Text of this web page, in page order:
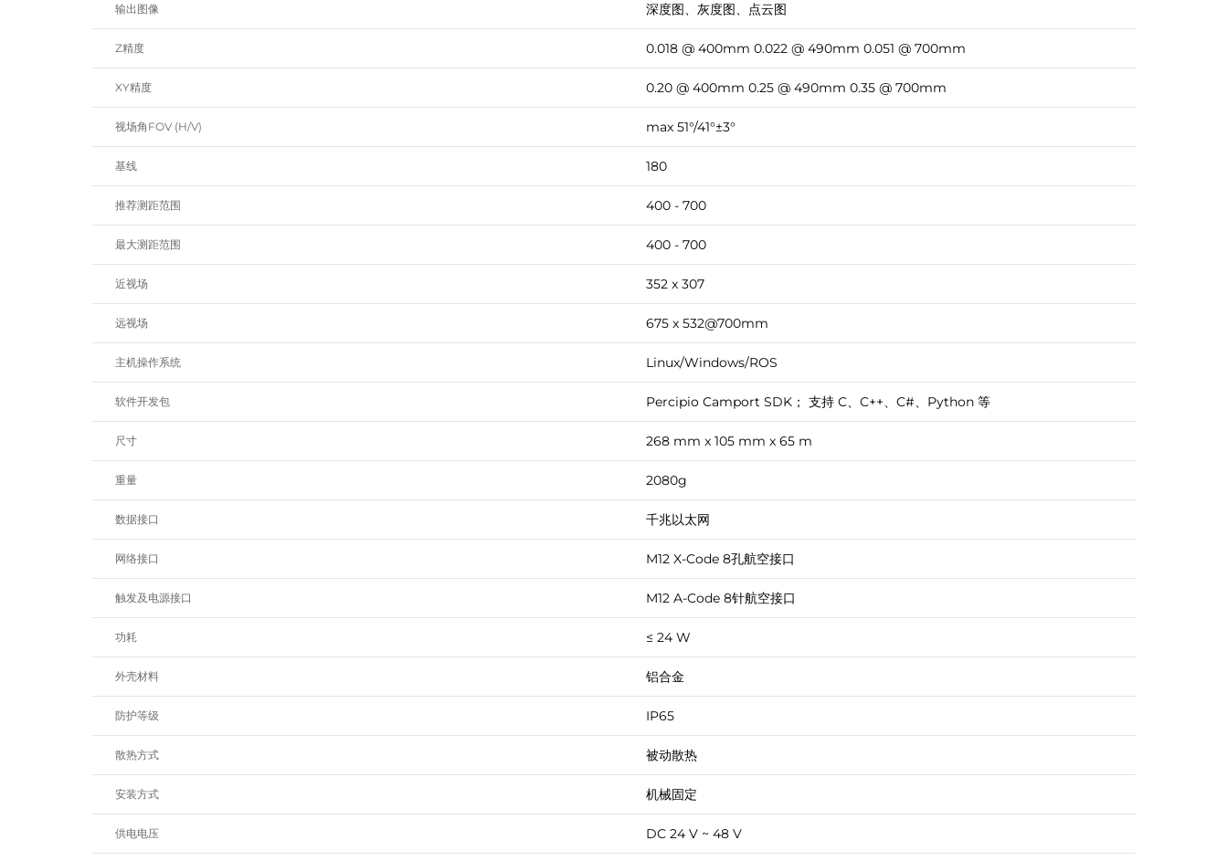
输出图像 深度图、灰度图、点云图
Z精度 0.018 @ 400mm 0.022 @ 490mm 0.051 @ 700mm
XY精度 0.20 @ 400mm 0.25 @ 490mm 0.35 @ 700mm
视场角FOV (H/V) max 51°/41°±3°
基线 180
推荐测距范围 400 - 700
最大测距范围 400 - 700
近视场 352 x 307
远视场 675 x 532@700mm
主机操作系统 Linux/Windows/ROS
软件开发包 Percipio Camport SDK； 支持 C、C++、C#、Python 等
尺寸 268 mm x 105 mm x 65 m
重量 2080g
数据接口 千兆以太网
网络接口 M12 X-Code 8孔航空接⼝
触发及电源接口 M12 A-Code 8针航空接⼝
功耗 ≤ 24 W
外壳材料 铝合金
防护等级 IP65
散热方式 被动散热
安装方式 机械固定
供电电压 DC 24 V ~ 48 V